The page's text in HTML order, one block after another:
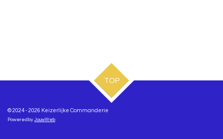
TOP
© 2024 - 2026 Keizerlijke Commanderie
Powered by JouwWeb